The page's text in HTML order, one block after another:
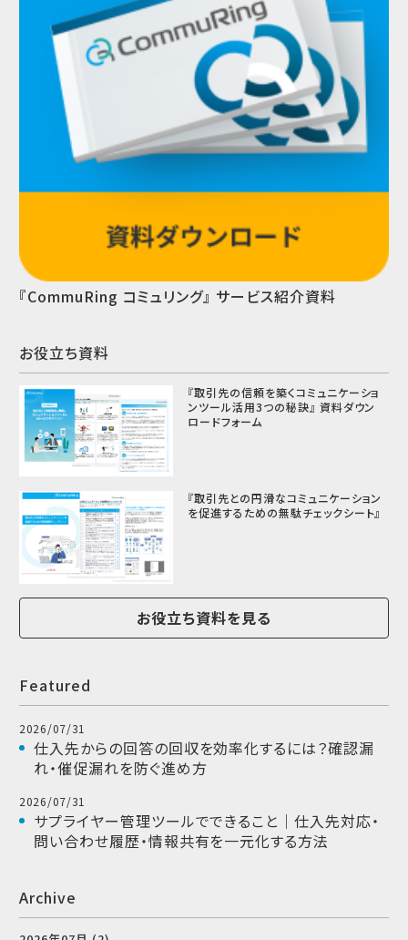
『CommuRing コミュリング』 サービス紹介資料
お役立ち資料
『取引先の信頼を築くコミュニケーショ
ンツール活用3つの秘訣』 資料ダウン
ロードフォーム
『取引先との円滑なコミュニケーション
を促進するための無駄チェックシート』
お役立ち資料を見る
Featured
2026/07/31
仕入先からの回答の回収を効率化するには？確認漏
れ・催促漏れを防ぐ進め方
2026/07/31
サプライヤー管理ツールでできること｜仕入先対応・
問い合わせ履歴・情報共有を一元化する方法
Archive